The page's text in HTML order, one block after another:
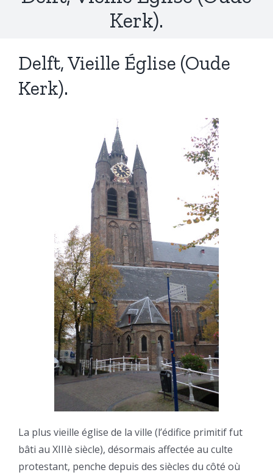
Kerk).
Delft, Vieille Église (Oude
Kerk).
La plus vieille église de la ville (l’édifice primitif fut
bâti au XIIIè siècle), désormais affectée au culte
protestant, penche depuis des siècles du côté où